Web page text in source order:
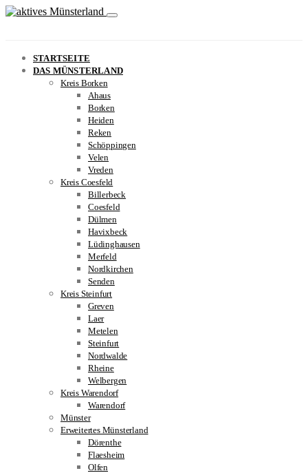
STARTSEITE
DAS MÜNSTERLAND
Kreis Borken
Ahaus
Borken
Heiden
Reken
Schöppingen
Velen
Vreden
Kreis Coesfeld
Billerbeck
Coesfeld
Dülmen
Havixbeck
Lüdinghausen
Merfeld
Nordkirchen
Senden
Kreis Steinfurt
Greven
Laer
Metelen
Steinfurt
Nordwalde
Rheine
Welbergen
Kreis Warendorf
Warendorf
Münster
Erweitertes Münsterland
Dörenthe
Flaesheim
Olfen